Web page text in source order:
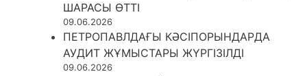
ШАРАСЫ ӨТТІ
09.06.2026
ПЕТРОПАВЛДАҒЫ КӘСІПОРЫНДАРДА
АУДИТ ЖҰМЫСТАРЫ ЖҮРГІЗІЛДІ
09.06.2026